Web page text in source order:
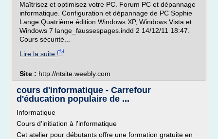
Maîtrisez et optimisez votre PC. Forum PC et dépannage
informatique. Configuration et dépannage de PC Sophie
Lange Quatrième édition Windows XP, Windows Vista et
Windows 7 lange_faussespages.indd 2 14/12/11 18:47.
Cours sécurité...
Lire la suite
Site : http://ntsite.weebly.com
cours d'informatique - Carrefour
d'éducation populaire de ...
Informatique
Cours d'initiation à l'informatique
Cet atelier pour débutants offre une formation gratuite en